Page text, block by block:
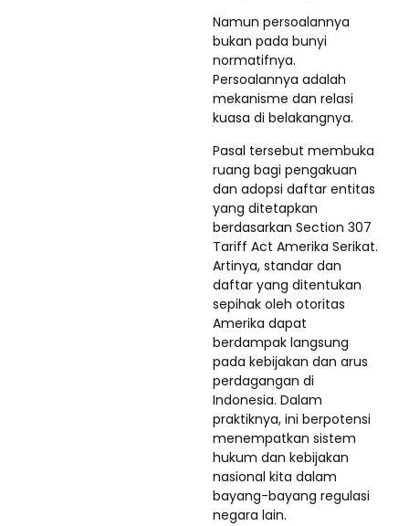
Namun persoalannya
bukan pada bunyi
normatifnya.
Persoalannya adalah
mekanisme dan relasi
kuasa di belakangnya.
Pasal tersebut membuka
ruang bagi pengakuan
dan adopsi daftar entitas
yang ditetapkan
berdasarkan Section 307
Tariff Act Amerika Serikat.
Artinya, standar dan
daftar yang ditentukan
sepihak oleh otoritas
Amerika dapat
berdampak langsung
pada kebijakan dan arus
perdagangan di
Indonesia. Dalam
praktiknya, ini berpotensi
menempatkan sistem
hukum dan kebijakan
nasional kita dalam
bayang-bayang regulasi
negara lain.